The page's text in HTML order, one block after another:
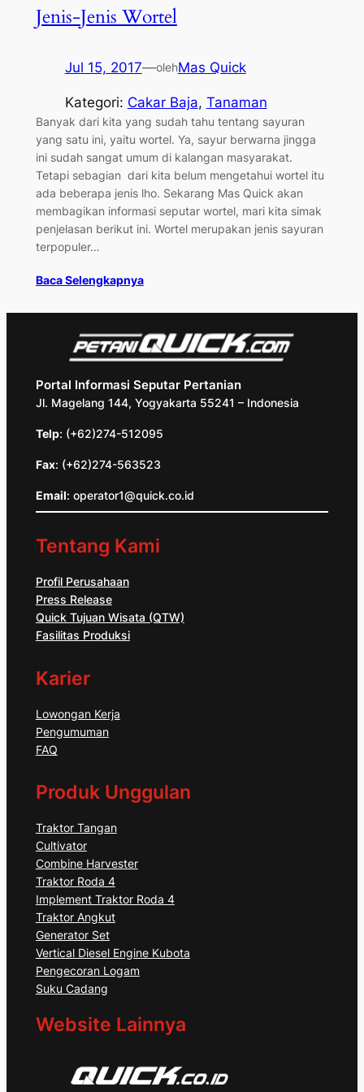
Jenis-Jenis Wortel
Jul 15, 2017—olehMas Quick
Kategori: Cakar Baja, Tanaman
Banyak dari kita yang sudah tahu tentang sayuran
yang satu ini, yaitu wortel. Ya, sayur berwarna jingga
ini sudah sangat umum di kalangan masyarakat.
Tetapi sebagian dari kita belum mengetahui wortel itu
ada beberapa jenis lho. Sekarang Mas Quick akan
membagikan informasi seputar wortel, mari kita simak
penjelasan berikut ini. Wortel merupakan jenis sayuran
terpopuler…
Baca Selengkapnya
Portal Informasi Seputar Pertanian
Jl. Magelang 144, Yogyakarta 55241 – Indonesia
Telp: (+62)274-512095
Fax: (+62)274-563523
Email: operator1@quick.co.id
Tentang Kami
Profil Perusahaan
Press Release
Quick Tujuan Wisata (QTW)
Fasilitas Produksi
Karier
Lowongan Kerja
Pengumuman
FAQ
Produk Unggulan
Traktor Tangan
Cultivator
Combine Harvester
Traktor Roda 4
Implement Traktor Roda 4
Traktor Angkut
Generator Set
Vertical Diesel Engine Kubota
Pengecoran Logam
Suku Cadang
Website Lainnya